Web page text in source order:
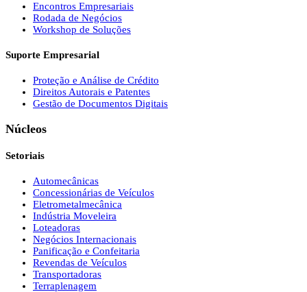
Encontros Empresariais
Rodada de Negócios
Workshop de Soluções
Suporte Empresarial
Proteção e Análise de Crédito
Direitos Autorais e Patentes
Gestão de Documentos Digitais
Núcleos
Setoriais
Automecânicas
Concessionárias de Veículos
Eletrometalmecânica
Indústria Moveleira
Loteadoras
Negócios Internacionais
Panificação e Confeitaria
Revendas de Veículos
Transportadoras
Terraplenagem